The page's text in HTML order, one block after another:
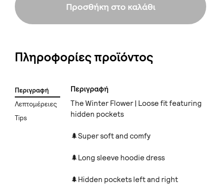
Προσθήκη στο καλάθι
Πληροφορίες προϊόντος
Περιγραφή
Λεπτομέρειες
Tips
Περιγραφή
The Winter Flower | Loose fit featuring
hidden pockets
🌲Super soft and comfy
🌲Long sleeve hoodie dress
🌲Hidden pockets left and right